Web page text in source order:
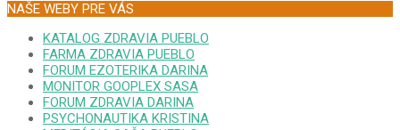
NAŠE WEBY PRE VÁS
KATALOG ZDRAVIA PUEBLO
FARMA ZDRAVIA PUEBLO
FORUM EZOTERIKA DARINA
MONITOR GOOPLEX SASA
FORUM ZDRAVIA DARINA
PSYCHONAUTIKA KRISTINA